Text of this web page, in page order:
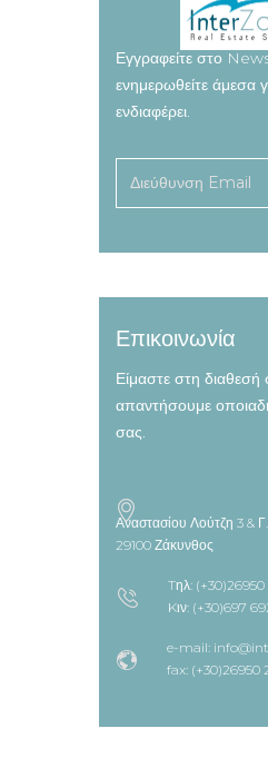
Εγγραφείτε στο
ενημερωθείτε άμεσα
ενδιαφέρει.
Επικοινωνία
Είμαστε στη διαθεσή
απαντήσουμε
σας.
Αναστασίου Λούτζη 3 &
29100 Ζάκυνθος
Tηλ:
Kιν: (+30)697
e-mail:
fax: (+30)26950